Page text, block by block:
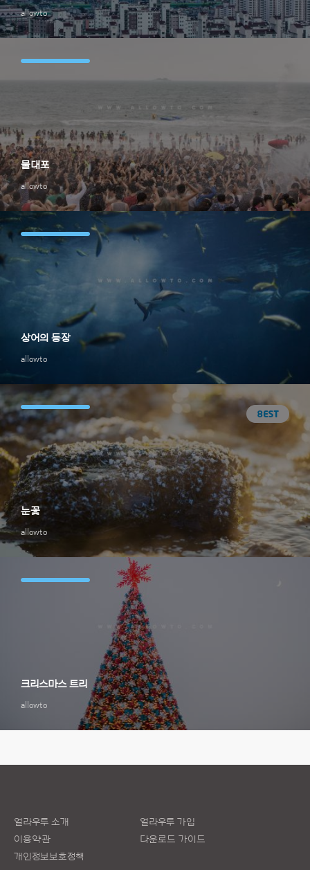
allowto
allowto
물대포
allowto
상어의 등장
allowto
눈꽃
allowto
크리스마스 트리
얼라우투 소개
이용약관
개인정보보호정책
얼라우투 가입
다운로드 가이드